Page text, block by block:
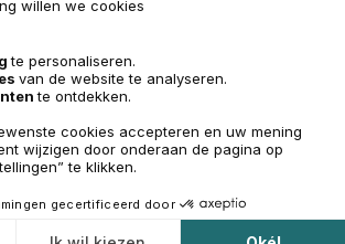
& AGBeheer van cookies
Toegankelijkheid
- Alle rechten voorbehouden.